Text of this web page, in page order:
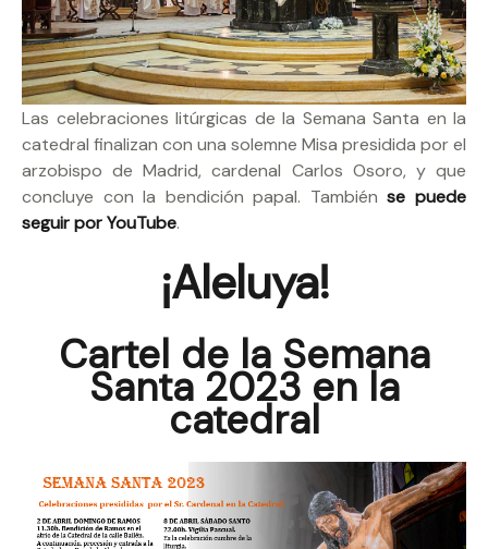
Las celebraciones litúrgicas de la Semana Santa en la
catedral finalizan con una solemne Misa presidida por el
arzobispo de Madrid, cardenal Carlos Osoro, y que
concluye con la bendición papal. Tambiénse puede
seguir por YouTube.
¡Aleluya!
Cartel de la Semana
Santa 2023 en la
catedral